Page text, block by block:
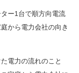
ー1台で順方向電流
から電力会社の向き
電力の流れのこと